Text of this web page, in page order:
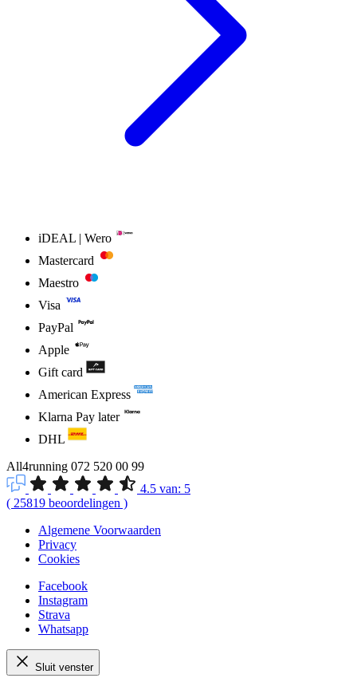
iDEAL | Wero
Mastercard
Maestro
Visa
PayPal
Apple
Gift card
American Express
Klarna Pay later
DHL
All4running 072 520 00 99
4.5 van: 5
( 25819 beoordelingen )
Algemene Voorwaarden
Privacy
Cookies
Facebook
Instagram
Strava
Whatsapp
Sluit venster